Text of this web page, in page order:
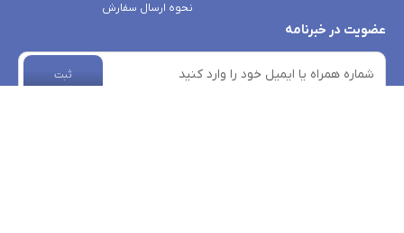
نحوه ارسال سفارش
عضویت در خبرنامه
ثبت